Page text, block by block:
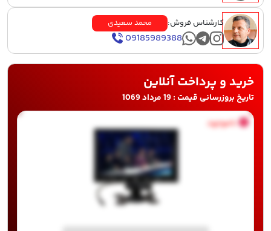
کارشناس فروش: محمد سعیدی
09185989388
خرید و پرداخت آنلاین
تاریخ بروزرسانی قیمت : 19 مرداد 1069
ناموجود